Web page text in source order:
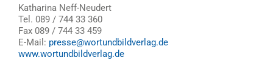
Katharina Neff-Neudert
Tel. 089 / 744 33 360
Fax 089 / 744 33 459
E-Mail: presse@wortundbildverlag.de
www.wortundbildverlag.de